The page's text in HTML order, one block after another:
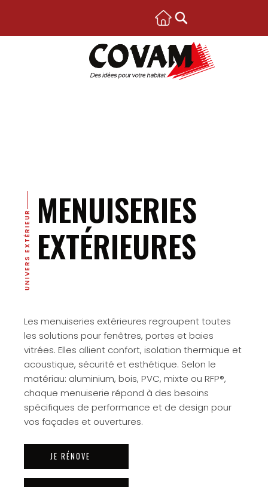
UNIVERS EXTÉRIEUR MENUISERIES
EXTÉRIEURES
Les menuiseries extérieures regroupent toutes
les solutions pour fenêtres, portes et baies
vitrées. Elles allient confort, isolation thermique et
acoustique, sécurité et esthétique. Selon le
matériau: aluminium, bois, PVC, mixte ou RFP®,
chaque menuiserie répond à des besoins
spécifiques de performance et de design pour
vos façades et ouvertures.
JE RÉNOVE